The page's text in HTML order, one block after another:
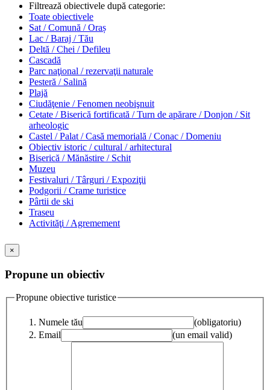
Filtrează obiectivele după categorie:
Toate obiectivele
Sat / Comună / Oraș
Lac / Baraj / Tău
Deltă / Chei / Defileu
Cascadă
Parc naţional / rezervaţii naturale
Pesteră / Salină
Plajă
Ciudăţenie / Fenomen neobişnuit
Cetate / Biserică fortificată / Turn de apărare / Donjon / Sit
arheologic
Castel / Palat / Casă memorială / Conac / Domeniu
Obiectiv istoric / cultural / arhitectural
Biserică / Mănăstire / Schit
Muzeu
Festivaluri / Târguri / Expoziţii
Podgorii / Crame turistice
Pârtii de ski
Traseu
Activităţi / Agremement
×
Propune un obiectiv
Propune obiective turistice
Numele tău
(obligatoriu)
Email
(un email valid)